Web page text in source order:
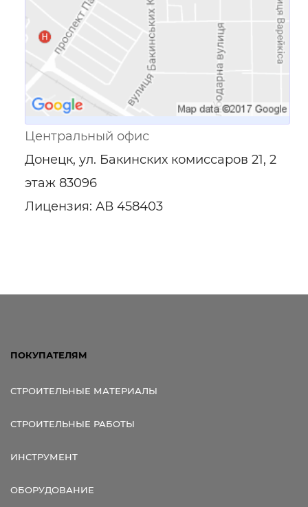
Центральный офис
Донецк, ул. Бакинских комиссаров 21, 2
этаж 83096
Лицензия: АВ 458403
ПОКУПАТЕЛЯМ
СТРОИТЕЛЬНЫЕ МАТЕРИАЛЫ
СТРОИТЕЛЬНЫЕ РАБОТЫ
ИНСТРУМЕНТ
ОБОРУДОВАНИЕ